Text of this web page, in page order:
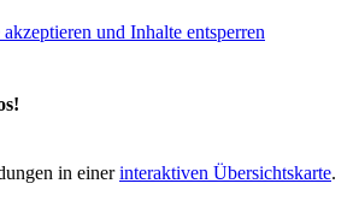
und Inhalte entsperren
in einerinteraktiven Übersichtskarte.